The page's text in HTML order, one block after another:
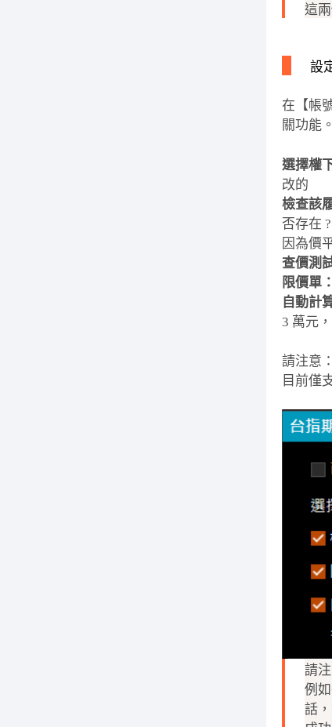
這
設
在【帳
關功能。
選擇權
改的
檢查該
否存在
因為價
查價測
限價單：
自動計
3 萬元
請注意
目前僅
請
例
話